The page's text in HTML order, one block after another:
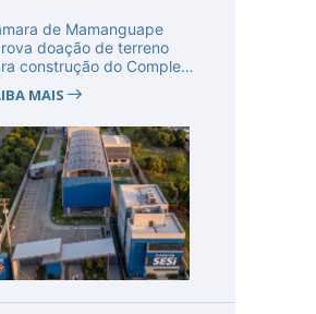
de Mamanguape
doação de terreno
construção do Complexo
MAIS